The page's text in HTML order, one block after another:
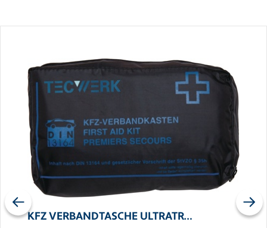
KFZ VERBANDTASCHE ULTRATR…
Previous Next